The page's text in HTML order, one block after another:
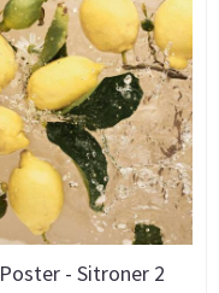
Poster - Sitroner 2